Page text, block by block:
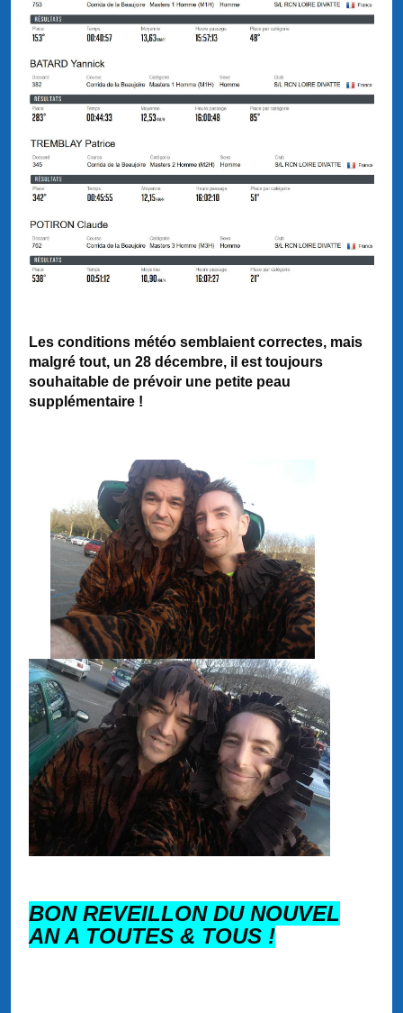
Les conditions météo semblaient correctes, mais
malgré tout, un 28 décembre, il est toujours
souhaitable de prévoir une petite peau
supplémentaire !
BON REVEILLON DU NOUVEL
AN A TOUTES & TOUS !